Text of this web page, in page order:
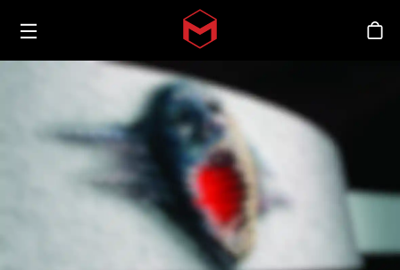
Skip to main content
Toggle menu
シ